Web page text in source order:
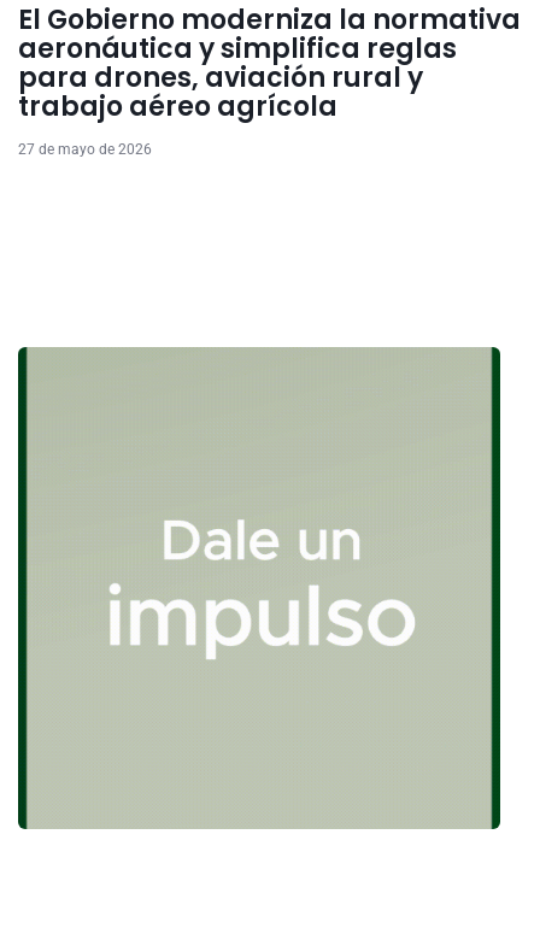
El Gobierno moderniza la normativa
aeronáutica y simplifica reglas
para drones, aviación rural y
trabajo aéreo agrícola
27 de mayo de 2026